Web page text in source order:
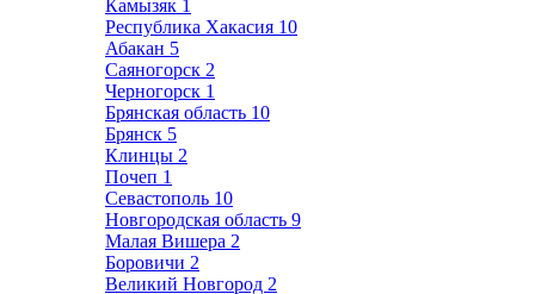
Камызяк 1
Республика Хакасия 10
Абакан 5
Саяногорск 2
Черногорск 1
Брянская область 10
Брянск 5
Клинцы 2
Почеп 1
Севастополь 10
Новгородская область 9
Малая Вишера 2
Боровичи 2
Великий Новгород 2